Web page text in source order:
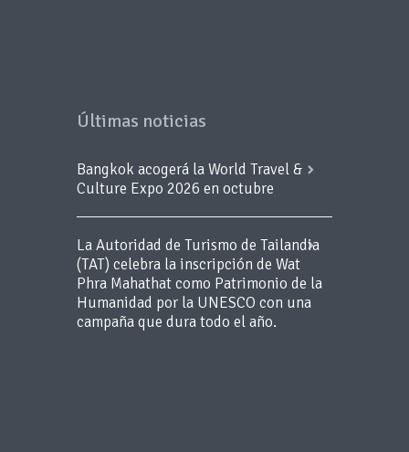
Últimas noticias
Bangkok acogerá la World Travel &
Culture Expo 2026 en octubre
La Autoridad de Turismo de Tailandia
(TAT) celebra la inscripción de Wat
Phra Mahathat como Patrimonio de la
Humanidad por la UNESCO con una
campaña que dura todo el año.